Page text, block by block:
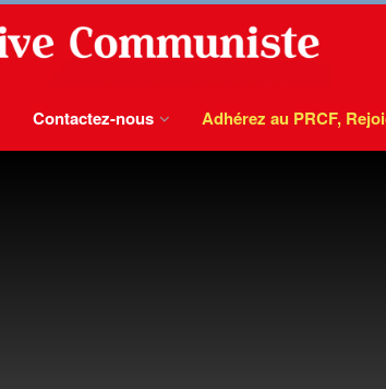
Contactez-nous Adhérez au PRCF,